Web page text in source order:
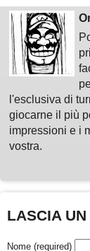
l'esclusiva di
giocarne il più
impressioni e i
vostra.
LASCIA
Nome (required)